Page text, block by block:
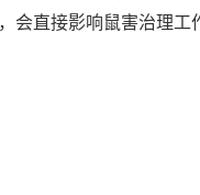
直接影响鼠害治理工